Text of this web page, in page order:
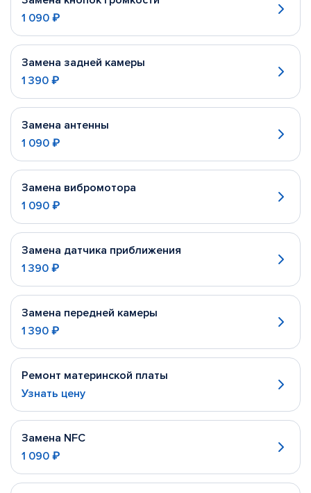
1 090 ₽
Замена задней камеры
1 390 ₽
Замена антенны
1 090 ₽
Замена вибромотора
1 090 ₽
Замена датчика приближения
1 390 ₽
Замена передней камеры
1 390 ₽
Ремонт материнской платы
Узнать цену
Замена NFC
1 090 ₽